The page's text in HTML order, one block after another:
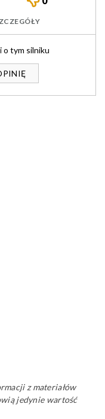
o tym silniku
z materiałów
jedynie wartość